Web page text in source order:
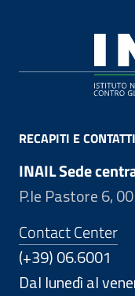
RECAPITI E CONTATTI
INAIL Sede
P.le Pastore 6,
Contact Center
(+39) 06.6001
Dal lunedì al